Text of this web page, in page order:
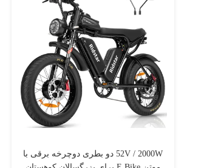
52V / 2000W دو بطری دوچرخه برقی با